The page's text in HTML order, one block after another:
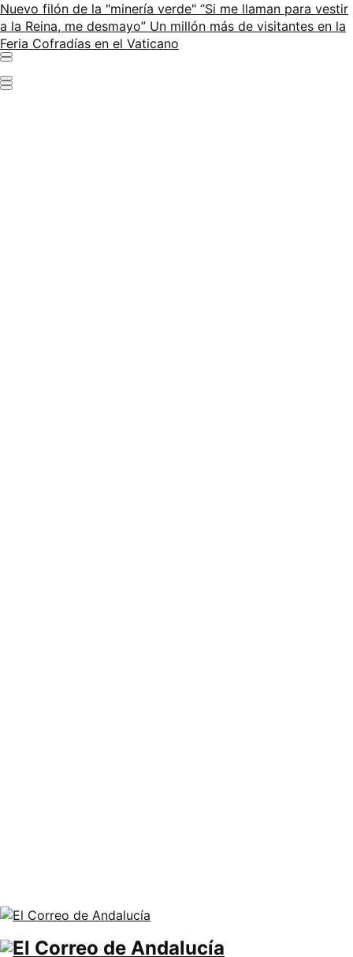
Nuevo filón de la "minería verde" “Si me llaman para vestir
a la Reina, me desmayo” Un millón más de visitantes en la
Feria Cofradías en el Vaticano